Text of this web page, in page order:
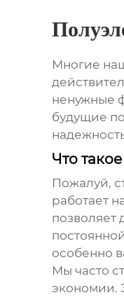
Многие
ненужные
будущие
Что
Пожалуй,
работает
позволяет
особенно
Мы часто
экономии.